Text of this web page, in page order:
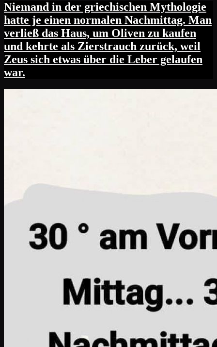
Niemand in der griechischen Mythologie
hatte je einen normalen Nachmittag. Man
verließ das Haus, um Oliven zu kaufen
und kehrte als Zierstrauch zurück, weil
Zeus sich etwas über die Leber gelaufen
war.